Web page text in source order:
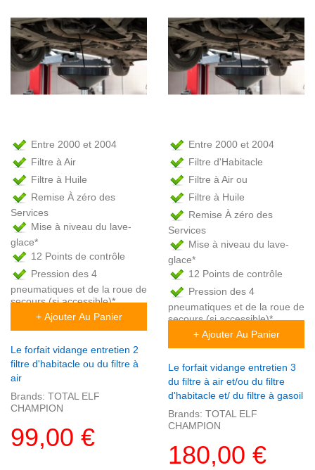
Entre 2000 et 2004
Filtre à Air
Filtre à Huile
Remise À zéro des
Services
Mise à niveau du lave-
glace*
12 Points de contrôle
Pression des 4
pneumatiques et de la roue de
secours (si accessible)*
+ Ajouter Au Panier
Le forfait vidange entretien 2
filtre d'habitacle ou du filtre à
air
Brands: TOTAL ELF
CHAMPION
99,00 €
Entre 2000 et 2004
Filtre d'Habitacle
Filtre à Air ou
Filtre à Huile
Remise À zéro des
Services
Mise à niveau du lave-
glace*
12 Points de contrôle
Pression des 4
pneumatiques et de la roue de
secours (si accessible)*
+ Ajouter Au Panier
Le forfait vidange entretien 3
du filtre à air et/ou du filtre
d'habitacle et/ du filtre à gasoil
Brands: TOTAL ELF
CHAMPION
180,00 €